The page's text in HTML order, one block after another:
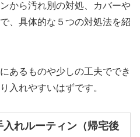
から汚れ別の対処、カバーや
、具体的な５つの対処法を紹
あるものや少しの工夫ででき
入れやすいはずです。
れルーティン（帰宅後